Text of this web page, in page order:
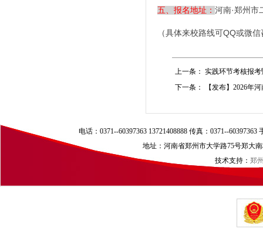
五、报名地址： 河南·郑州市
（具体来校路线可QQ或微
上一条： 实践环节考核报
下一条：
【发布】2026年
电话：0371--60397363 13721408888 传真：0371--
地址：河南省郑州市大学路75号郑大
技术支持： 郑